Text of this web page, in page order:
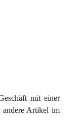
mit einer
andere Artikel im